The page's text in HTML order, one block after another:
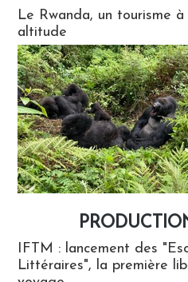
Le Rwanda, un tourisme à
altitude
IFTM : lancement des
Littéraires", la première